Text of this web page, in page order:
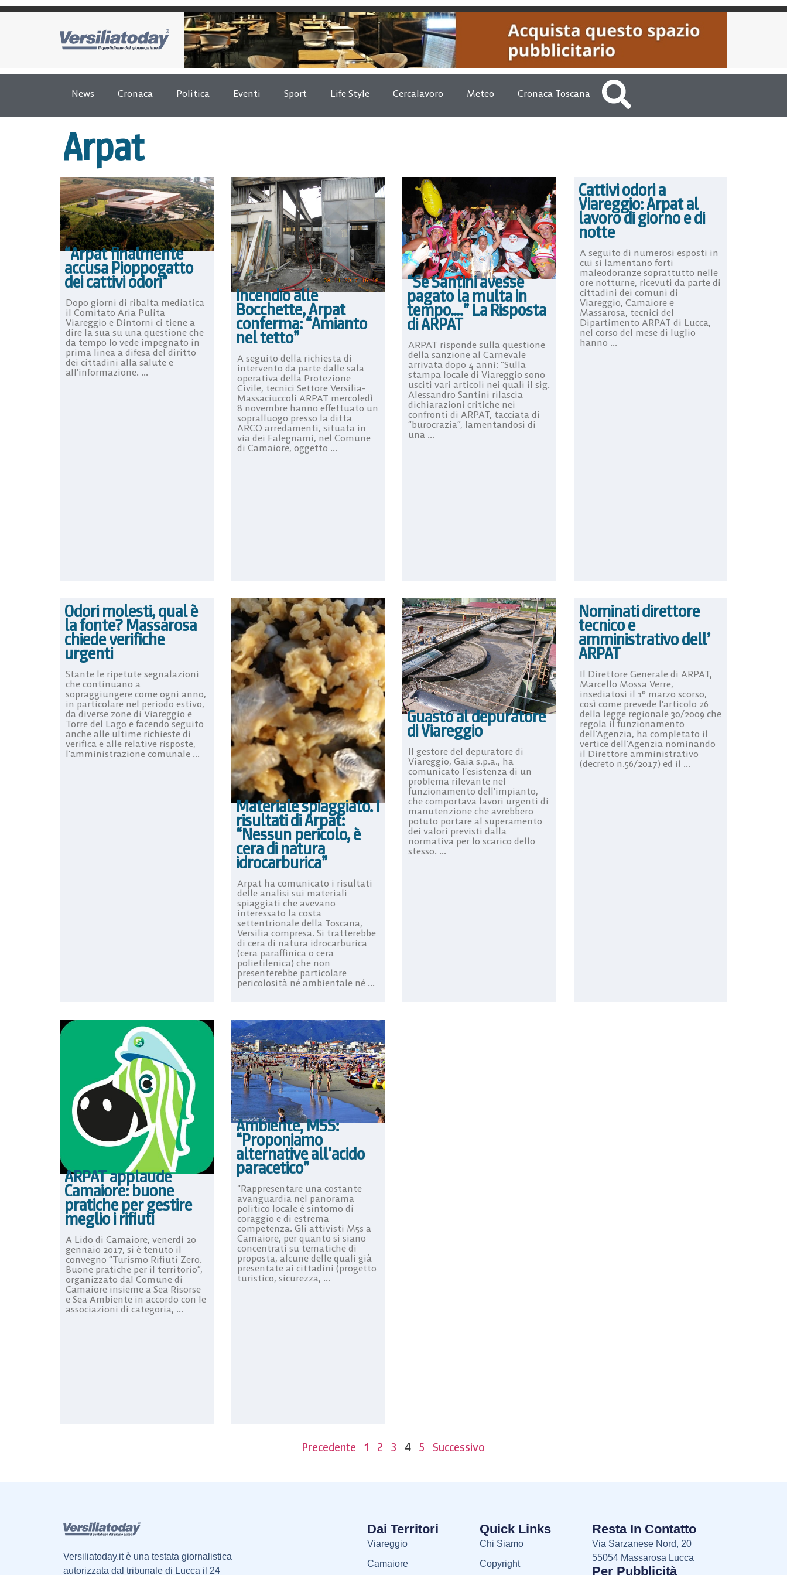
News Cronaca Politica Eventi Sport Life Style Cercalavoro Meteo Cronaca Toscana
Arpat
“Arpat finalmente
accusa Pioppogatto
dei cattivi odori”
Dopo giorni di ribalta mediatica
il Comitato Aria Pulita
Viareggio e Dintorni ci tiene a
dire la sua su una questione che
da tempo lo vede impegnato in
prima linea a difesa del diritto
dei cittadini alla salute e
all’informazione. ...
Incendio alle
Bocchette, Arpat
conferma: “Amianto
nel tetto”
A seguito della richiesta di
intervento da parte dalle sala
operativa della Protezione
Civile, tecnici Settore Versilia-
Massaciuccoli ARPAT mercoledì
8 novembre hanno effettuato un
sopralluogo presso la ditta
ARCO arredamenti, situata in
via dei Falegnami, nel Comune
di Camaiore, oggetto ...
“Se Santini avesse
pagato la multa in
tempo….” La Risposta
di ARPAT
ARPAT risponde sulla questione
della sanzione al Carnevale
arrivata dopo 4 anni: “Sulla
stampa locale di Viareggio sono
usciti vari articoli nei quali il sig.
Alessandro Santini rilascia
dichiarazioni critiche nei
confronti di ARPAT, tacciata di
“burocrazia”, lamentandosi di
una ...
Cattivi odori a
Viareggio: Arpat al
lavoro di giorno e di
notte
A seguito di numerosi esposti in
cui si lamentano forti
maleodoranze soprattutto nelle
ore notturne, ricevuti da parte di
cittadini dei comuni di
Viareggio, Camaiore e
Massarosa, tecnici del
Dipartimento ARPAT di Lucca,
nel corso del mese di luglio
hanno ...
Odori molesti, qual è
la fonte? Massarosa
chiede verifiche
urgenti
Stante le ripetute segnalazioni
che continuano a
sopraggiungere come ogni anno,
in particolare nel periodo estivo,
da diverse zone di Viareggio e
Torre del Lago e facendo seguito
anche alle ultime richieste di
verifica e alle relative risposte,
l’amministrazione comunale ...
Materiale spiaggiato. I
risultati di Arpat:
“Nessun pericolo, è
cera di natura
idrocarburica”
Arpat ha comunicato i risultati
delle analisi sui materiali
spiaggiati che avevano
interessato la costa
settentrionale della Toscana,
Versilia compresa. Si tratterebbe
di cera di natura idrocarburica
(cera paraffinica o cera
polietilenica) che non
presenterebbe particolare
pericolosità né ambientale né ...
Guasto al depuratore
di Viareggio
Il gestore del depuratore di
Viareggio, Gaia s.p.a., ha
comunicato l’esistenza di un
problema rilevante nel
funzionamento dell’impianto,
che comportava lavori urgenti di
manutenzione che avrebbero
potuto portare al superamento
dei valori previsti dalla
normativa per lo scarico dello
stesso. ...
Nominati direttore
tecnico e
amministrativo dell’
ARPAT
Il Direttore Generale di ARPAT,
Marcello Mossa Verre,
insediatosi il 1° marzo scorso,
così come prevede l’articolo 26
della legge regionale 30/2009 che
regola il funzionamento
dell’Agenzia, ha completato il
vertice dell’Agenzia nominando
il Direttore amministrativo
(decreto n.56/2017) ed il ...
ARPAT applaude
Camaiore: buone
pratiche per gestire
meglio i rifiuti
A Lido di Camaiore, venerdì 20
gennaio 2017, si è tenuto il
convegno “Turismo Rifiuti Zero.
Buone pratiche per il territorio”,
organizzato dal Comune di
Camaiore insieme a Sea Risorse
e Sea Ambiente in accordo con le
associazioni di categoria, ...
Ambiente, M5S:
“Proponiamo
alternative all’acido
paracetico”
“Rappresentare una costante
avanguardia nel panorama
politico locale è sintomo di
coraggio e di estrema
competenza. Gli attivisti M5s a
Camaiore, per quanto si siano
concentrati su tematiche di
proposta, alcune delle quali già
presentate ai cittadini (progetto
turistico, sicurezza, ...
Precedente 1 2 3 4 5 Successivo
Versiliatoday.it è una testata giornalistica
autorizzata dal tribunale di Lucca il 24
Dai Territori
Viareggio
Camaiore
Quick Links
Chi Siamo
Copyright
Resta In Contatto
Via Sarzanese Nord, 20
55054 Massarosa Lucca
Per Pubblicità